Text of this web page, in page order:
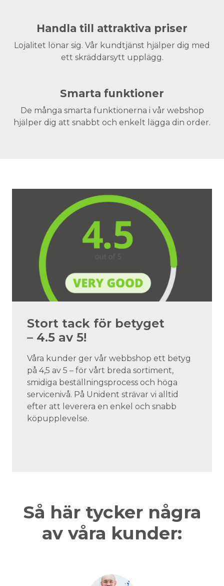
Handla till attraktiva priser
Lojalitet lönar sig. Vår kundtjänst hjälper dig med
ett skräddarsytt upplägg.
Smarta funktioner
De många smarta funktionerna i vår webshop
hjälper dig att snabbt och enkelt lägga din order.
Stort tack för betyget
– 4.5 av 5!
Våra kunder ger vår webbshop ett betyg
på 4,5 av 5 – för vårt breda sortiment,
smidiga beställningsprocess och höga
servicenivå. På Unident strävar vi alltid
efter att leverera en enkel och snabb
köpupplevelse.
Så här tycker några
av våra kunder: